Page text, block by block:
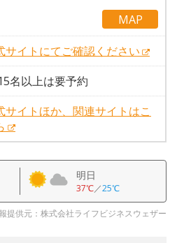
MAP
サイトにてご確認ください
名以上は要予約
サイトほか、関連サイトはこ
明日
37℃／25℃
提供元：株式会社ライフビジネスウェザー